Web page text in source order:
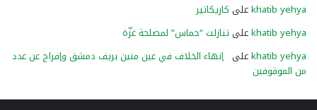
khatib yehyaعلى كاريكاتير
khatib yehyaعلى تنازلت “حماس” لمصلحة غزّة
khatib yehyaعلى إنهاء الخلاف في عين منين بريف دمشق وإفراج عن عدد
من الموقوفين